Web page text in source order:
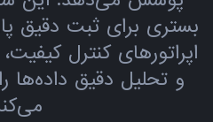
بستری برای ثبت دقیق
اپراتورهای کنترل
و تحلیل دقیق داده‌ها